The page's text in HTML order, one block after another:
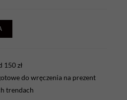
150 zł
do wręczenia na prezent
trendach